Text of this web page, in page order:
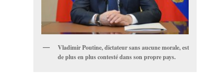
Vladimir Poutine, dictateur sans aucune morale, est
de plus en plus contesté dans son propre pays.